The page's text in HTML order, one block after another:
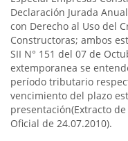
Declaración Jurada
con Derecho al Uso del
Constructoras; ambos
SII N° 151 del 07 de
extemporanea se
período tributario
vencimiento del plazo
presentación(Extracto
Oficial de 24.07.2010).